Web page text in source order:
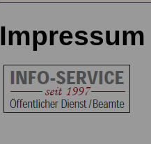
Impressum